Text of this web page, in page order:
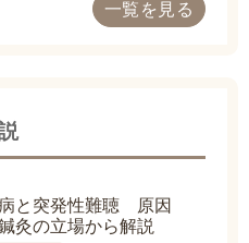
一覧を見る
と突発性難聴 原因
灸の立場から解説